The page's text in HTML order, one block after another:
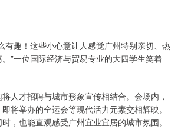
有趣！这些小心意让人感觉广州特别亲切、热
”一位国际经济与贸易专业的大四学生笑着
人才招聘与城市形象宣传相结合。会场内，
将举办的全运会等现代活力元素交相辉映。
，也能直观感受广州宜业宜居的城市氛围。